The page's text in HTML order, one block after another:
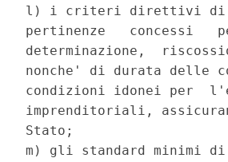
l) i criteri direttivi di
pertinenze
determinazione,
nonche' di durata delle
condizioni idonei per
imprenditoriali,
Stato;
m) gli standard minimi